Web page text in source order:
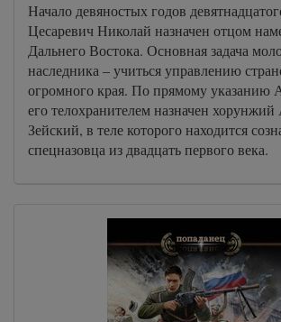
Начало девяностых годов
Цесаревич Николай назначен отцом
Дальнего Востока. Основная задача
наследника – учиться управлению
огромного края. По прямому указанию
его телохранителем назначен
Зейский, в теле которого находится
спецназовца из двадцать первого века.